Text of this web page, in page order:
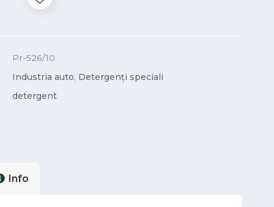
Pr-526/10
Industria auto, Detergenți speciali
detergent
Info